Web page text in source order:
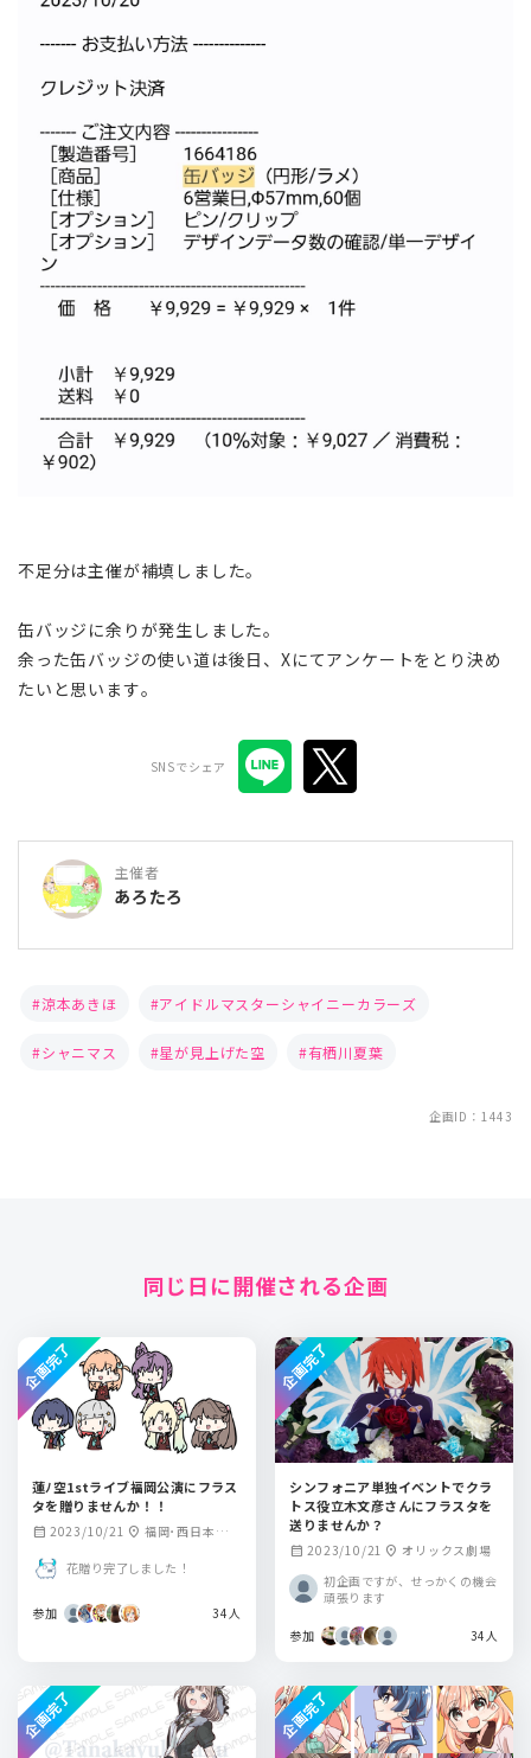
不足分は主催が補填しました。
缶バッジに余りが発生しました。
余った缶バッジの使い道は後日、Xにてアンケートをとり決め
たいと思います。
SNSでシェア
主催者
あろたろ
涼本あきほ アイドルマスターシャイニーカラーズ
シャニマス 星が見上げた空 有栖川夏葉
企画ID：1443
同じ日に開催される企画
蓮ﾉ空1stライブ福岡公演にフラス
タを贈りませんか！！
calendar_month 2023/10/21 location_on 福岡･西日本総合
花贈り完了しました！
参加 34人
企画完了
シンフォニア単独イベントでクラ
トス役立木文彦さんにフラスタを
送りませんか？
calendar_month 2023/10/21 location_on オリックス劇場
初企画ですが、せっかくの機会
頑張ります
参加 34人
企画完了
企画完了 企画完了